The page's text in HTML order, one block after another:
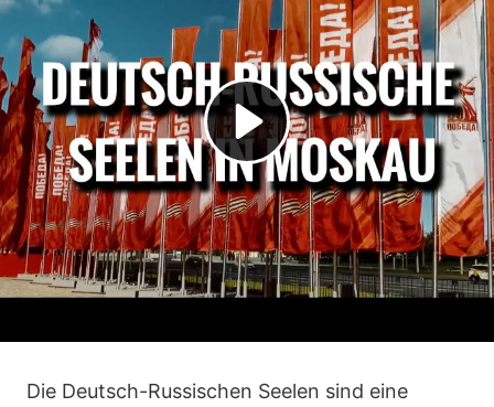
Die Deutsch-Russischen Seelen sind eine